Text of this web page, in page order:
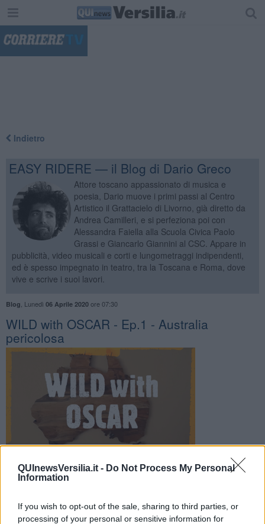
QUInewsVersilia.it - Do Not Process My Personal
Information
If you wish to opt-out of the sale, sharing to third parties, or
processing of your personal or sensitive information for
Indietro
EASY RIDERE — il Blog di Dario Greco
Attore toscano appassionato di musica e
poesia, Dario muove i primi passi al Centro
Artistico il Grattacielo di Livorno, già diretto da
Andrea Camilleri, e si perfeziona poi con
Alessandra Faiella alla Scuola Civica Paolo
Grassi e Giancarlo Giannini al CSC. Appare in
pubblicità, video musicali e corti e lungometraggi indipendenti,
ed è spesso impegnato in teatro, tra la Toscana e Roma, dove
vive e scrive i suoi lavori.
Blog Lunedì 06 Aprile 2020ore 07:30
WILD with OSCAR - Ep.1 - Australia
pericolosa
pericoloso dell'Australia.